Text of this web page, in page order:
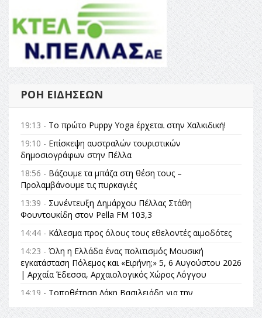
ΡΟΉ ΕΙΔΉΣΕΩΝ
19:13 - Το πρώτο Puppy Yoga έρχεται στην Χαλκιδική!
19:10 - Επίσκεψη αυστραλών τουριστικών
δημοσιογράφων στην Πέλλα
18:56 - Βάζουμε τα μπάζα στη θέση τους –
Προλαμβάνουμε τις πυρκαγιές
13:39 - Συνέντευξη Δημάρχου Πέλλας Στάθη
Φουντουκίδη στον Pella FM 103,3
14:44 - Κάλεσμα προς όλους τους εθελοντές αιμοδότες
14:23 - Όλη η Ελλάδα ένας πολιτισμός Μουσική
εγκατάσταση Πόλεμος και «Ειρήνη;» 5, 6 Αυγούστου 2026
| Αρχαία Έδεσσα, Αρχαιολογικός Χώρος Λόγγου
14:19 - Τοποθέτηση Λάκη Βασιλειάδη για την
Αναθεώρηση του Συντάγματος: «Σε τέτοιες κορυφαίες